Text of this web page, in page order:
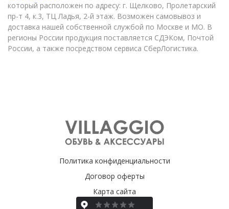
который расположен по адресу: г. Щелково, Пролетарский
пр-т 4, к.3, ТЦ Ладья, 2-й этаж. Возможен самовывоз и
доставка нашей собственной службой по Москве и МО. В
регионы России продукция поставляется СДЭКом, Почтой
России, а также посредством сервиса СберЛогистика.
Политика конфиденциальности
Договор оферты
Карта сайта